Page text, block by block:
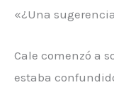
«¿Una
Cale comenzó a
estaba